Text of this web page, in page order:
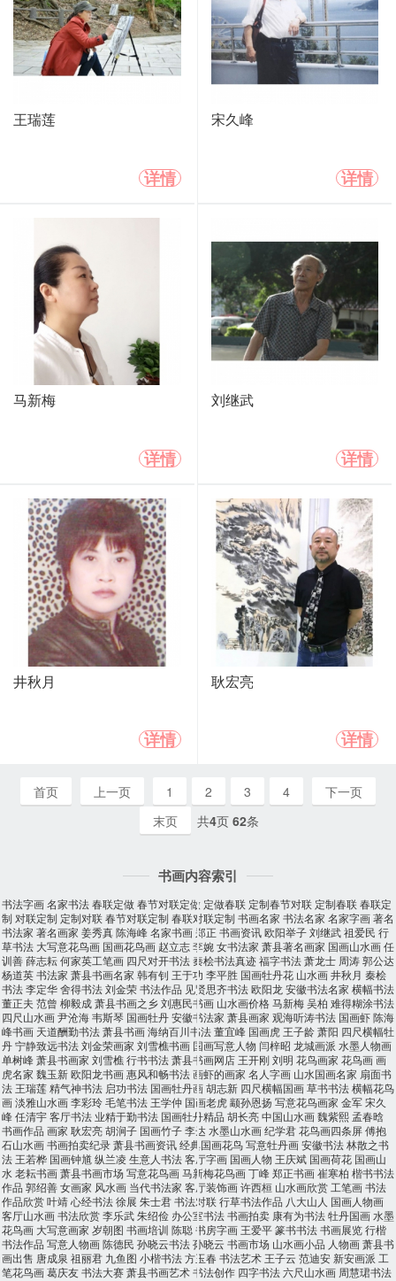
王瑞莲
详情
宋久峰
详情
马新梅
详情
刘继武
详情
井秋月
详情
耿宏亮
详情
首页 上一页 1 2 3 4
下一页
末页
共4页 62条
书画内容索引
书法字画名家书法春联定做春节对联定做 定做春联 定制春节对联 定制春联春联定
制 对联定制 定制对联春节对联定制 春联对联定制 书画名家 书法名家 名家字画著名
书法家 著名画家 姜秀真陈海峰名家书画郑正 书画资讯欧阳举子刘继武祖爱民 行
草书法 大写意花鸟画 国画花鸟画 赵立志李婉 女书法家 萧县著名画家 国画山水画任
训善薛志耘何家英工笔画 四尺对开书法秦桧书法真迹福字书法萧龙士 周涛郭公达
杨道英书法家 萧县书画名家 韩有钊 王于功 李平胜 国画牡丹花 山水画井秋月 秦桧
书法李定华舍得书法刘金荣书法作品 见贤思齐书法欧阳龙安徽书法名家 横幅书法
董正夫 范曾 柳毅成萧县书画之乡刘惠民书画 山水画价格马新梅吴柏 难得糊涂书法
四尺山水画尹沧海韦斯琴 国画牡丹安徽书法家 萧县画家 观海听涛书法 国画虾陈海
峰书画 天道酬勤书法萧县书画海纳百川书法董宜峰 国画虎 王子龄萧阳 四尺横幅牡
丹宁静致远书法刘金荣画家 刘雪樵书画 国画写意人物 闫梓昭 龙城画派 水墨人物画
单树峰萧县书画家 刘雪樵行书书法萧县书画网店 王开刚刘明 花鸟画家 花鸟画画
虎名家 魏玉新欧阳龙书画惠风和畅书法画虾的画家 名人字画 山水国画名家 扇面书
法 王瑞莲精气神书法 启功书法 国画牡丹画胡志新 四尺横幅国画草书书法横幅花鸟
画淡雅山水画李彩玲毛笔书法 王学仲 国画老虎颛孙恩扬 写意花鸟画家 金军宋久
峰任清宇客厅书法业精于勤书法 国画牡丹精品 胡长亮中国山水画魏紫熙孟春晗
书画作品 画家 耿宏亮胡涧子 国画竹子李达水墨山水画纪学君花鸟画四条屏傅抱
石山水画书画拍卖纪录萧县书画资讯经典国画花鸟写意牡丹画安徽书法林散之书
法 王若桦 国画钟馗纵兰凌 生意人书法客厅字画 国画人物 王庆斌 国画荷花 国画山
水 老耘书画萧县书画市场 写意花鸟画马新梅花鸟画丁峰郑正书画崔寒柏 楷书书法
作品 郭绍善女画家 风水画 当代书法家 客厅装饰画许西桓 山水画欣赏 工笔画书法
作品欣赏叶靖心经书法徐展 朱士君书法对联行草书法作品 八大山人 国画人物画
客厅山水画书法欣赏李乐武朱绍俭 办公室书法书画拍卖 康有为书法牡丹国画水墨
花鸟画 大写意画家 岁朝图 书画培训 陈聪书房字画 王爱平篆书书法书画展览行楷
书法作品 写意人物画陈德民 孙晓云书法孙晓云 书画市场 山水画小品 人物画萧县书
画出售 唐成泉 祖丽君 九鱼图 小楷书法方玉春书法艺术 王子云 范迪安 新安画派 工
笔花鸟画葛庆友书法大赛萧县书画艺术书法创作 四字书法六尺山水画 周慧珺书法